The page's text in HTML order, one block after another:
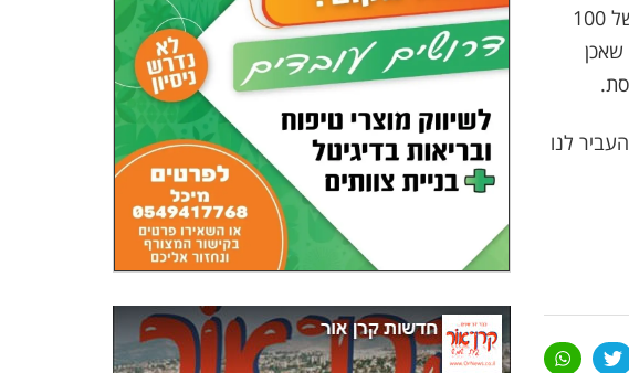
משפחה שתגיע לרמה ה לבעל הבית וגם לבן ראשון. אם נניח הקיבולת לבתי כנסת תקניים תהיה של 100
שאכן
לנו